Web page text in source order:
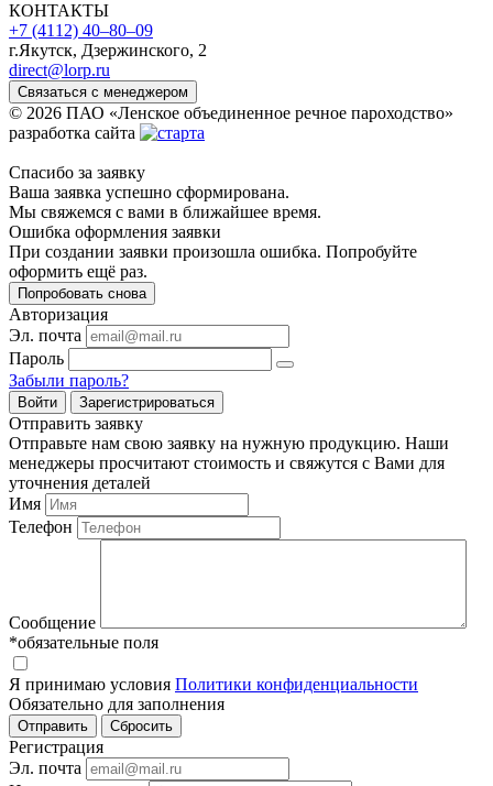
КОНТАКТЫ
+7 (4112) 40‒80‒09
г.Якутск, Дзержинского, 2
direct@lorp.ru
Связаться с менеджером
© 2026 ПАО «Ленское объединенное речное пароходство»
разработка сайта
Спасибо за заявку
Ваша заявка успешно сформирована.
Мы свяжемся с вами в ближайшее время.
Ошибка оформления заявки
При создании заявки произошла ошибка. Попробуйте
оформить ещё раз.
Попробовать снова
Авторизация
Эл. почта
Пароль
Забыли пароль?
Войти Зарегистрироваться
Отправить заявку
Отправьте нам свою заявку на нужную продукцию. Наши
менеджеры просчитают стоимость и свяжутся с Вами для
уточнения деталей
Имя
Телефон
Сообщение
*обязательные поля
Я принимаю условия Политики конфиденциальности
Обязательно для заполнения
Регистрация
Эл. почта